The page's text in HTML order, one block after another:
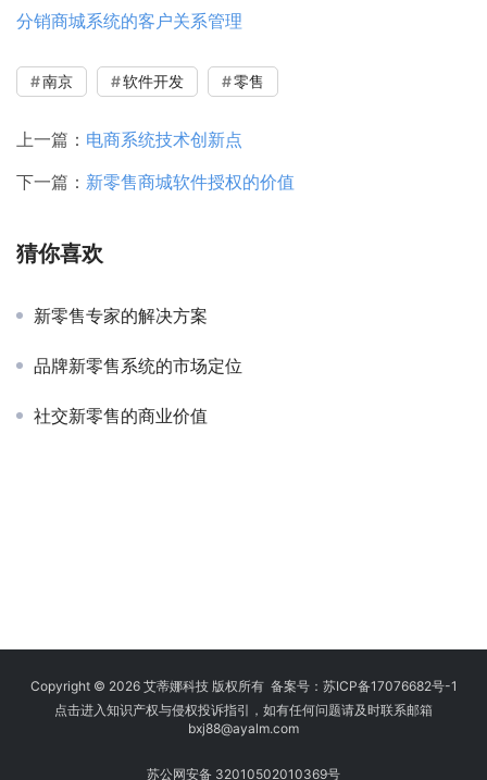
分销商城系统的客户关系管理
南京 软件开发 零售
上一篇： 电商系统技术创新点
下一篇： 新零售商城软件授权的价值
猜你喜欢
新零售专家的解决方案
品牌新零售系统的市场定位
社交新零售的商业价值
Copyright © 2026 艾蒂娜科技 版权所有 备案号： 苏ICP备17076682号-1
点击进入知识产权与侵权投诉指引，如有任何问题请及时联系邮箱
bxj88@ayalm.com
苏公网安备 32010502010369号